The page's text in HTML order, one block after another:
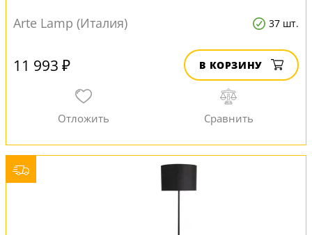
Arte Lamp (Италия) 37 шт.
11 993 ₽ В КОРЗИНУ